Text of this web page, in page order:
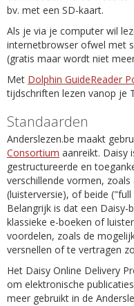
bv. met een SD-kaart.
Als je via je computer wil
internetbrowser ofwel met
(gratis maar wordt niet
Met Dolphin GuideReader
tijdschriften lezen vanop je
Standaarden
Anderslezen.be maakt
Consortium aanreikt. Daisy
gestructureerde en
verschillende vormen,
(luisterversie), of beide
Belangrijk is dat een
klassieke e-boeken of
voordelen, zoals de
versnellen of te vertragen
Het Daisy Online Delivery
om elektronische
meer gebruikt in de